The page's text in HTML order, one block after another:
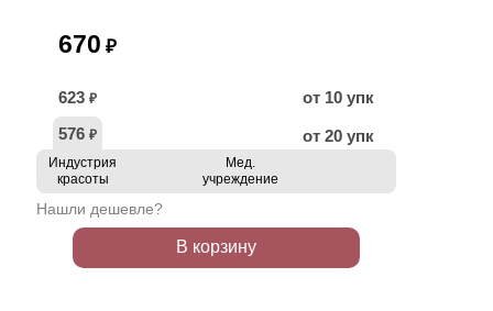
670 ₽
623 ₽
от 10 упк
576 ₽ от 20 упк
Индустрия
красоты
Мед.
учреждение
Нашли дешевле?
В корзину